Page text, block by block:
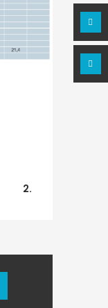
2.